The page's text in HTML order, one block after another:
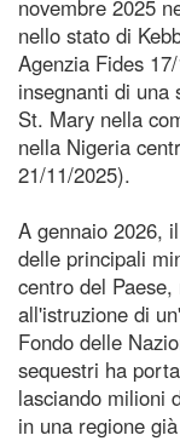
novembre 2025
nello stato di
Agenzia Fides
insegnanti di una
St. Mary nella
nella Nigeria
21/11/2025).
A gennaio 2026,
delle principali
centro del
all'istruzione di
Fondo delle
sequestri ha
lasciando milioni
in una regione